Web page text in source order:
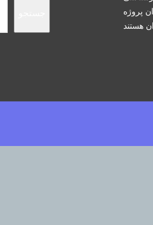
پروژه